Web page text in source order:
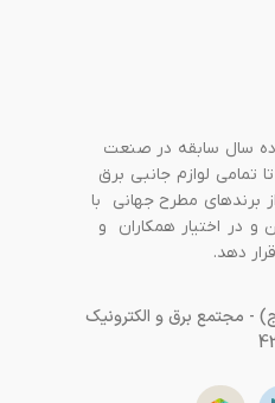
ده سال سابقه در صنعت
تمامی لوازم جانبی برق
برندهای مطرح جهانی با
و در اختیار همکاران و
دهد.
مجتمع برق و الکترونیک